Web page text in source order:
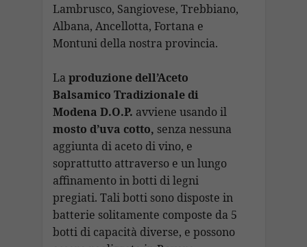
Lambrusco, Sangiovese, Trebbiano,
Albana, Ancellotta, Fortana e
Montuni della nostra provincia.
Laproduzione dell’Aceto
Balsamico Tradizionale di
Modena D.O.P. avviene usando il
mosto d’uva cotto, senza nessuna
aggiunta di aceto di vino, e
soprattutto attraverso e un lungo
affinamento in botti di legni
pregiati. Tali botti sono disposte in
batterie solitamente composte da 5
botti di capacità diverse, e possono